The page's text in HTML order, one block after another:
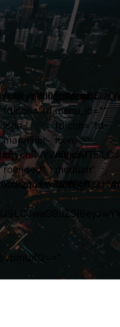
[tdb_mobile_search
tdicon="td-
icon-
magnifier-
big-
rounded"
icon_color="#ffffff"]
menu_id=""
tdicon="td-
icon-
menu-
medium"